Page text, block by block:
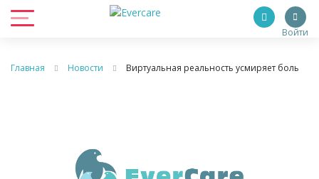
Войти
Главная Новости Виртуальная реальность усмиряет боль